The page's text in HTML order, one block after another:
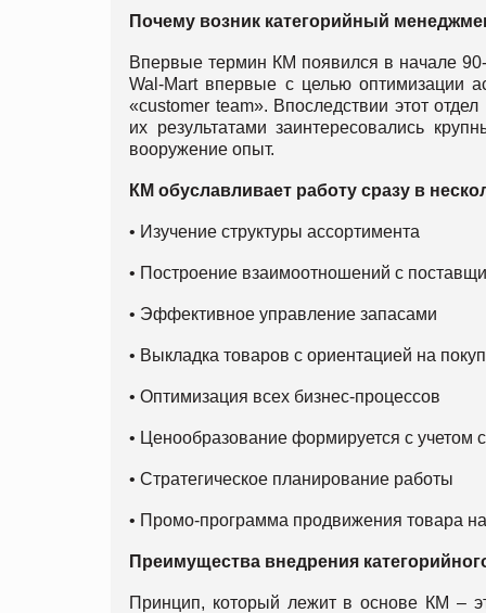
Почему возник категорийный
Впервые термин КМ появился в начале
Wal-Mart впервые с целью оптимизации
«customer team». Впоследствии этот
их результатами заинтересовались
вооружение опыт.
КМ обуславливает работу сразу в
• Изучение структуры ассортимента
• Построение взаимоотношений с
• Эффективное управление запасами
• Выкладка товаров с ориентацией на
• Оптимизация всех бизнес-процессов
• Ценообразование формируется с учетом
• Стратегическое планирование работы
• Промо-программа продвижения товара
Преимущества внедрения
Принцип, который лежит в основе КМ –